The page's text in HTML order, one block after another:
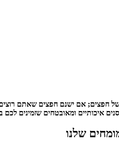
של חפצים; אם ישנם חפצים שאתם
איכותיים ומאובטחים שזמינים לכם
שלנו